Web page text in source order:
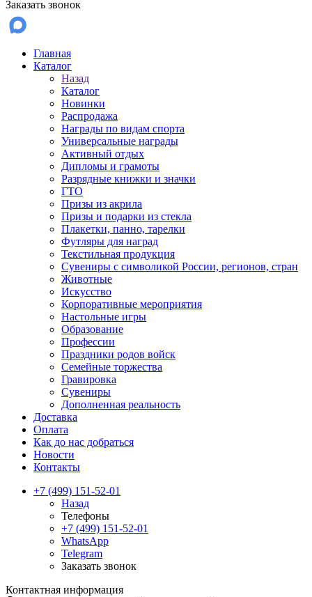
Заказать звонок
Главная
Каталог
Назад
Каталог
Новинки
Распродажа
Награды по видам спорта
Универсальные награды
Активный отдых
Дипломы и грамоты
Разрядные книжки и значки
ГТО
Призы из акрила
Призы и подарки из стекла
Плакетки, панно, тарелки
Футляры для наград
Текстильная продукция
Сувениры с символикой России, регионов, стран
Животные
Искусство
Корпоративные мероприятия
Настольные игры
Образование
Профессии
Праздники родов войск
Семейные торжества
Гравировка
Сувениры
Дополненная реальность
Доставка
Оплата
Как до нас добраться
Новости
Контакты
+7 (499) 151-52-01
Назад
Телефоны
+7 (499) 151-52-01
WhatsApp
Telegram
Заказать звонок
Контактная информация